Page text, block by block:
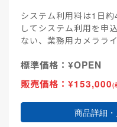
システム利用料は1日
してシステム利用を申
ない、業務用カメララ
標準価格：¥OPEN
販売価格：¥153,000(
商品詳細